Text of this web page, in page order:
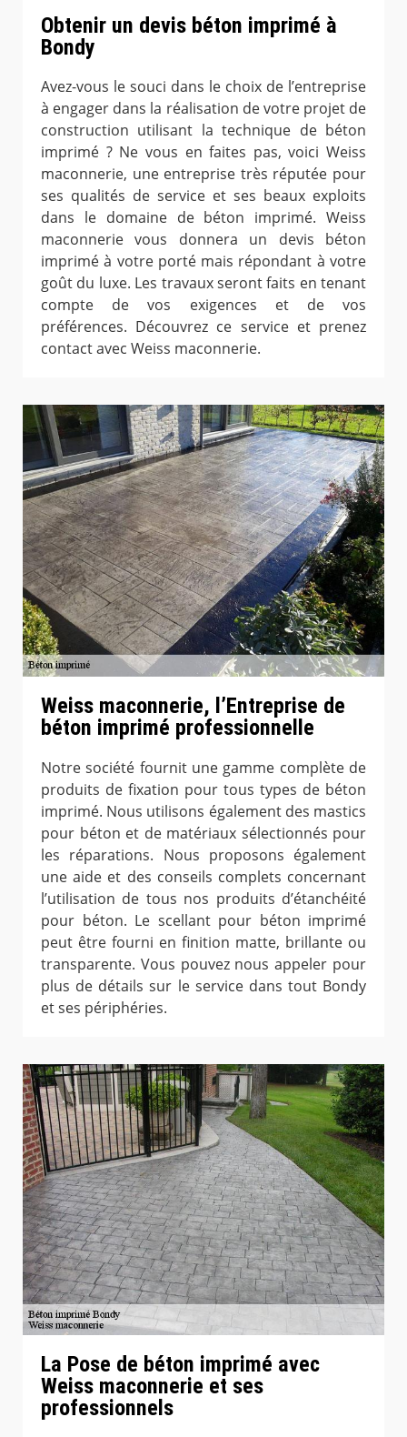
Obtenir un devis béton imprimé à
Bondy
Avez-vous le souci dans le choix de l’entreprise
à engager dans la réalisation de votre projet de
construction utilisant la technique de béton
imprimé ? Ne vous en faites pas, voici Weiss
maconnerie, une entreprise très réputée pour
ses qualités de service et ses beaux exploits
dans le domaine de béton imprimé. Weiss
maconnerie vous donnera un devis béton
imprimé à votre porté mais répondant à votre
goût du luxe. Les travaux seront faits en tenant
compte de vos exigences et de vos
préférences. Découvrez ce service et prenez
contact avec Weiss maconnerie.
Weiss maconnerie, l’Entreprise de
béton imprimé professionnelle
Notre société fournit une gamme complète de
produits de fixation pour tous types de béton
imprimé. Nous utilisons également des mastics
pour béton et de matériaux sélectionnés pour
les réparations. Nous proposons également
une aide et des conseils complets concernant
l’utilisation de tous nos produits d’étanchéité
pour béton. Le scellant pour béton imprimé
peut être fourni en finition matte, brillante ou
transparente. Vous pouvez nous appeler pour
plus de détails sur le service dans tout Bondy
et ses périphéries.
La Pose de béton imprimé avec
Weiss maconnerie et ses
professionnels